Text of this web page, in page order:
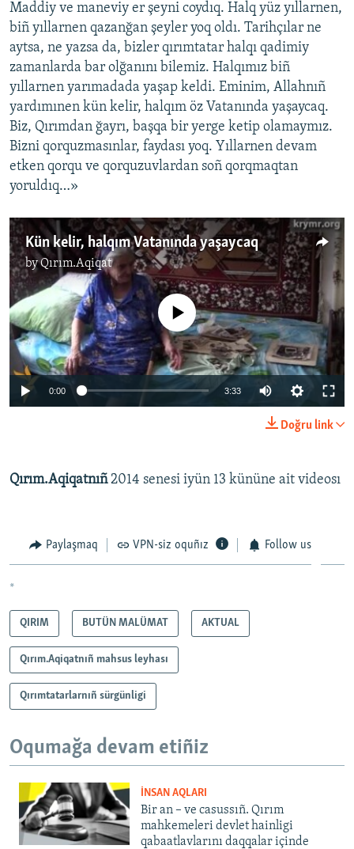
Maddiy ve maneviy er şeyni coydıq. Halq yüz yıllarnen,
biñ yıllarnen qazanğan şeyler yoq oldı. Tarihçılar ne
aytsa, ne yazsa da, bizler qırımtatar halqı qadimiy
zamanlarda bar olğanını bilemiz. Halqımız biñ
yıllarnen yarımadada yaşap keldi. Eminim, Allahnıñ
yardımınen kün kelir, halqım öz Vatanında yaşaycaq.
Biz, Qırımdan ğayrı, başqa bir yerge ketip olamaymız.
Bizni qorquzmasınlar, faydası yoq. Yıllarnen devam
etken qorqu ve qorquzuvlardan soñ qorqmaqtan
yoruldıq…»
Kün kelir, halqım Vatanında yaşaycaq
byQırım.Aqiqat
No media source currently available
0:00 3:33
Doğru link
Qırım.Aqiqatnıñ2014 senesi iyün 13 kününe ait videosı
Paylaşmaq VPN-siz oquñız Follow us
*
QIRIM BUTÜN MALÜMAT AKTUAL
Qırım.Aqiqatnıñ mahsus leyhası
Qırımtatarlarnıñ sürgünligi
Oqumağa devam etiñiz
İNSAN AQLARI
Bir an – ve casussıñ. Qırım
mahkemeleri devlet hainligi
qabaatlavlarını daqqalar içinde